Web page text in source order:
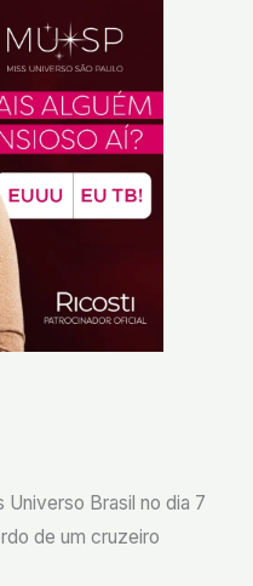
Brasil no dia 7
de um cruzeiro